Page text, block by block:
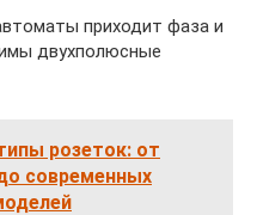
приходит фаза и
двухполюсные
розеток: от
современных